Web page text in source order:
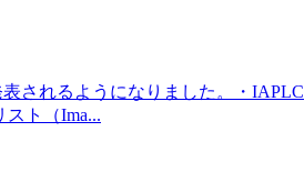
されるようになりました。・IAPLC
スト（Ima...